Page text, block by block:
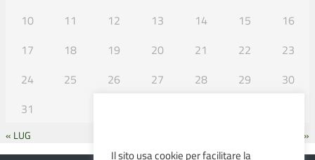
10
11 12 13 14 15
16
17
18 19 20 21 22
23
24
25 26 27 28 29
30
31
« LUG
SET »
Il sito usa cookie per facilitare la